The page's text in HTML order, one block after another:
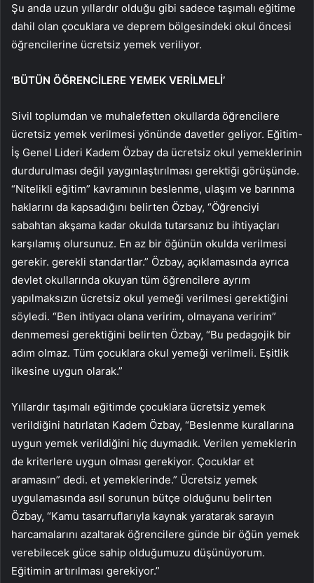
Şu anda uzun yıllardır olduğu gibi sadece taşımalı eğitime
dahil olan çocuklara ve deprem bölgesindeki okul öncesi
öğrencilerine ücretsiz yemek veriliyor.
‘BÜTÜN ÖĞRENCİLERE YEMEK VERİLMELİ’
Sivil toplumdan ve muhalefetten okullarda öğrencilere
ücretsiz yemek verilmesi yönünde davetler geliyor. Eğitim-
İş Genel Lideri Kadem Özbay da ücretsiz okul yemeklerinin
durdurulması değil yaygınlaştırılması gerektiği görüşünde.
“Nitelikli eğitim” kavramının beslenme, ulaşım ve barınma
haklarını da kapsadığını belirten Özbay, “Öğrenciyi
sabahtan akşama kadar okulda tutarsanız bu ihtiyaçları
karşılamış olursunuz. En az bir öğünün okulda verilmesi
gerekir. gerekli standartlar.” Özbay, açıklamasında ayrıca
devlet okullarında okuyan tüm öğrencilere ayrım
yapılmaksızın ücretsiz okul yemeği verilmesi gerektiğini
söyledi. “Ben ihtiyacı olana veririm, olmayana veririm”
denmemesi gerektiğini belirten Özbay, “Bu pedagojik bir
adım olmaz. Tüm çocuklara okul yemeği verilmeli. Eşitlik
ilkesine uygun olarak.”
Yıllardır taşımalı eğitimde çocuklara ücretsiz yemek
verildiğini hatırlatan Kadem Özbay, “Beslenme kurallarına
uygun yemek verildiğini hiç duymadık. Verilen yemeklerin
de kriterlere uygun olması gerekiyor. Çocuklar et
aramasın” dedi. et yemeklerinde.” Ücretsiz yemek
uygulamasında asıl sorunun bütçe olduğunu belirten
Özbay, “Kamu tasarruflarıyla kaynak yaratarak sarayın
harcamalarını azaltarak öğrencilere günde bir öğün yemek
verebilecek güce sahip olduğumuzu düşünüyorum.
Eğitimin artırılması gerekiyor.”